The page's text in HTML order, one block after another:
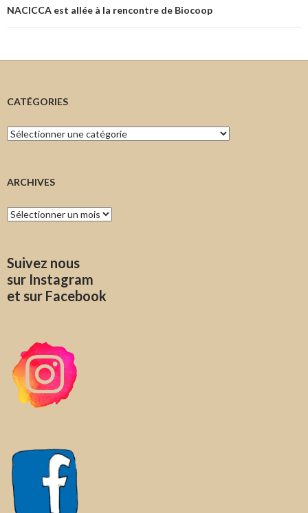
NACICCA est allée à la rencontre de Biocoop
CATÉGORIES
Catégories
ARCHIVES
Archives
Suivez nous
sur Instagram
et sur Facebook